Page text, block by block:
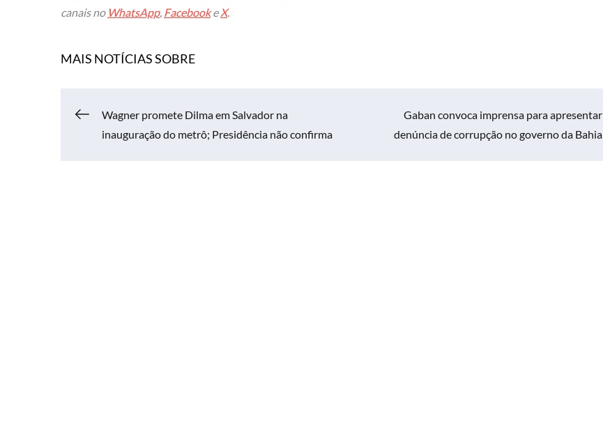
canais no WhatsApp, FacebookeX.
MAIS NOTÍCIAS SOBRE
Navegação
Wagner promete Dilma em Salvador na
inauguração do metrô; Presidência não confirma
Gaban convoca imprensa para apresentar
denúncia de corrupção no governo da Bahia